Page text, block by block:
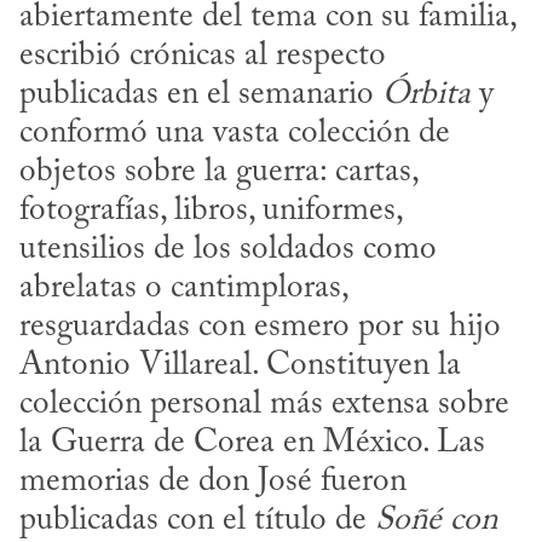
abiertamente del tema con su familia,
escribió crónicas al respecto
publicadas en el semanario Órbita y
conformó una vasta colección de
objetos sobre la guerra: cartas,
fotografías, libros, uniformes,
utensilios de los soldados como
abrelatas o cantimploras,
resguardadas con esmero por su hijo
Antonio Villareal. Constituyen la
colección personal más extensa sobre
la Guerra de Corea en México. Las
memorias de don José fueron
publicadas con el título de Soñé con